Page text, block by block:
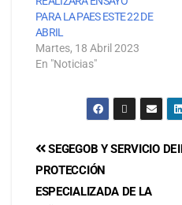
PARA LA PAES ESTE 22 DE
ABRIL
Martes, 18 Abril 2023
En "Noticias"
SEGEGOB Y SERVICIO DE
PROTECCIÓN
ESPECIALIZADA DE LA